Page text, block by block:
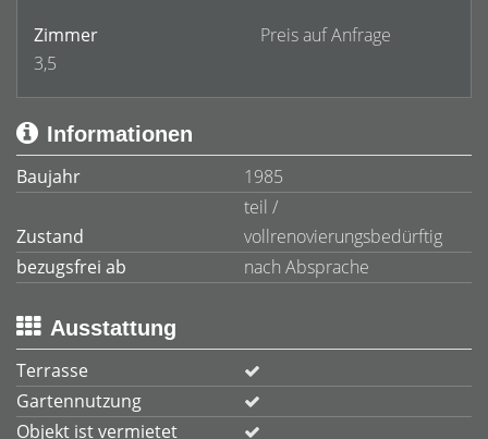
Zimmer
3,5
Preis auf Anfrage
Informationen
Baujahr
1985
Zustand
teil /
vollrenovierungsbedürftig
bezugsfrei ab
nach Absprache
Ausstattung
Terrasse
Gartennutzung
Objekt ist vermietet